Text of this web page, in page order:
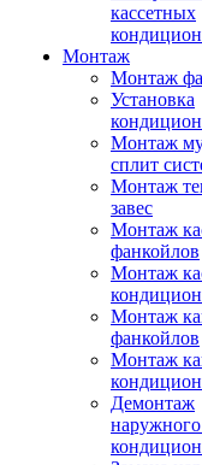
кассетных
Монтаж
Монтаж
Установка
Монтаж
сплит
Монтаж
завес
Монтаж
фанкойлов
Монтаж
Монтаж
фанкойлов
Монтаж
Демонтаж